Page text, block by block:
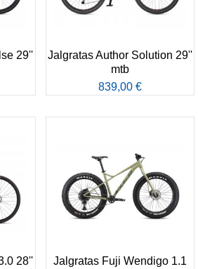
29''
Jalgratas Author Solution 29''
mtb
839,00 €
28''
Jalgratas Fuji Wendigo 1.1